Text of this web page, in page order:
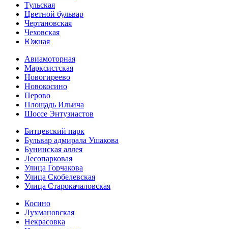
Тульская
Цветной бульвар
Чертановская
Чеховская
Южная
Авиамоторная
Марксистская
Новогиреево
Новокосино
Перово
Площадь Ильича
Шоссе Энтузиастов
Битцевский парк
Бульвар адмирала Ушакова
Бунинская аллея
Лесопарковая
Улица Горчакова
Улица Скобелевская
Улица Старокача­ловская
Косино
Лухмановская
Некрасовка